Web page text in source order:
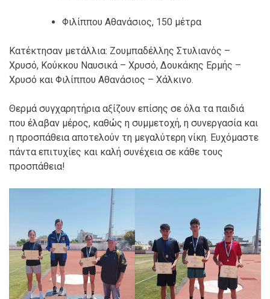
Φιλίππου Αθανάσιος, 150 μέτρα
Κατέκτησαν μετάλλια: Ζουμπαδέλλης Στυλιανός –
Χρυσό, Κούκκου Ναυσικά – Χρυσό, Δουκάκης Ερμής –
Χρυσό και Φιλίππου Αθανάσιος – Χάλκινο.
Θερμά συγχαρητήρια αξίζουν επίσης σε όλα τα παιδιά
που έλαβαν μέρος, καθώς η συμμετοχή, η συνεργασία και
η προσπάθεια αποτελούν τη μεγαλύτερη νίκη. Ευχόμαστε
πάντα επιτυχίες και καλή συνέχεια σε κάθε τους
προσπάθεια!